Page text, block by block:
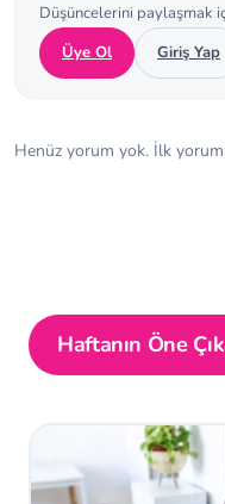
Düşüncelerini paylaşmak
Üye Ol
Giriş Yap
Henüz yorum yok. İlk
Haftanın Öne